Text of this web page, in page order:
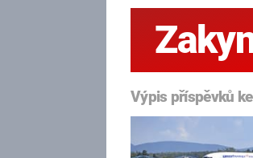
Výpis příspěvků